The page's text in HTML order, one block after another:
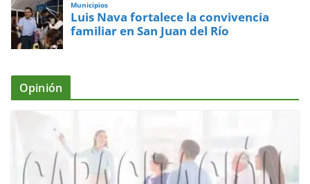
Municipios
Luis Nava fortalece la convivencia
familiar en San Juan del Río
Opinión